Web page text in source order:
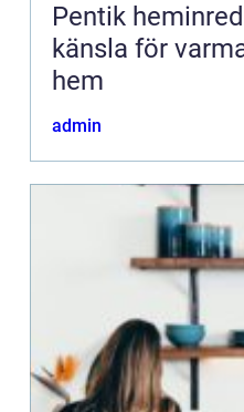
Pentik heminredning
känsla för
hem
admin